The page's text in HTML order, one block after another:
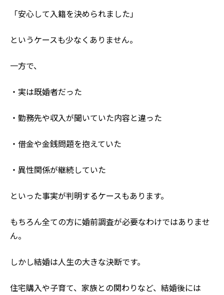
「安心して入籍を決められました」
というケースも少なくありません。
一方で、
・実は既婚者だった
・勤務先や収入が聞いていた内容と違った
・借金や金銭問題を抱えていた
・異性関係が継続していた
といった事実が判明するケースもあります。
もちろん全ての方に婚前調査が必要なわけではありませ
ん。
しかし結婚は人生の大きな決断です。
住宅購入や子育て、家族との関わりなど、結婚後には